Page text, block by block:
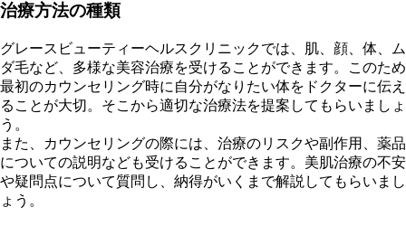
治療方法の種類
グレースビューティーヘルスクリニックでは、肌、顔、体、ム
ダ毛など、多様な美容治療を受けることができます。このため
最初のカウンセリング時に自分がなりたい体をドクターに伝え
ることが大切。そこから適切な治療法を提案してもらいましょ
う。
また、カウンセリングの際には、治療のリスクや副作用、薬品
についての説明なども受けることができます。美肌治療の不安
や疑問点について質問し、納得がいくまで解説してもらいまし
ょう。